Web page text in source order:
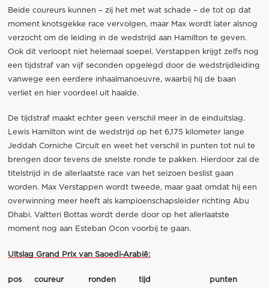
Beide coureurs kunnen – zij het met wat schade – de tot op dat
moment knotsgekke race vervolgen, maar Max wordt later alsnog
verzocht om de leiding in de wedstrijd aan Hamilton te geven.
Ook dit verloopt niet helemaal soepel. Verstappen krijgt zelfs nog
een tijdstraf van vijf seconden opgelegd door de wedstrijdleiding
vanwege een eerdere inhaalmanoeuvre, waarbij hij de baan
verliet en hier voordeel uit haalde.
De tijdstraf maakt echter geen verschil meer in de einduitslag.
Lewis Hamilton wint de wedstrijd op het 6,175 kilometer lange
Jeddah Corniche Circuit en weet het verschil in punten tot nul te
brengen door tevens de snelste ronde te pakken. Hierdoor zal de
titelstrijd in de allerlaatste race van het seizoen beslist gaan
worden. Max Verstappen wordt tweede, maar gaat omdat hij een
overwinning meer heeft als kampioenschapsleider richting Abu
Dhabi. Valtteri Bottas wordt derde door op het allerlaatste
moment nog aan Esteban Ocon voorbij te gaan.
Uitslag Grand Prix van Saoedi-Arabië:
pos coureur ronden tijd punten